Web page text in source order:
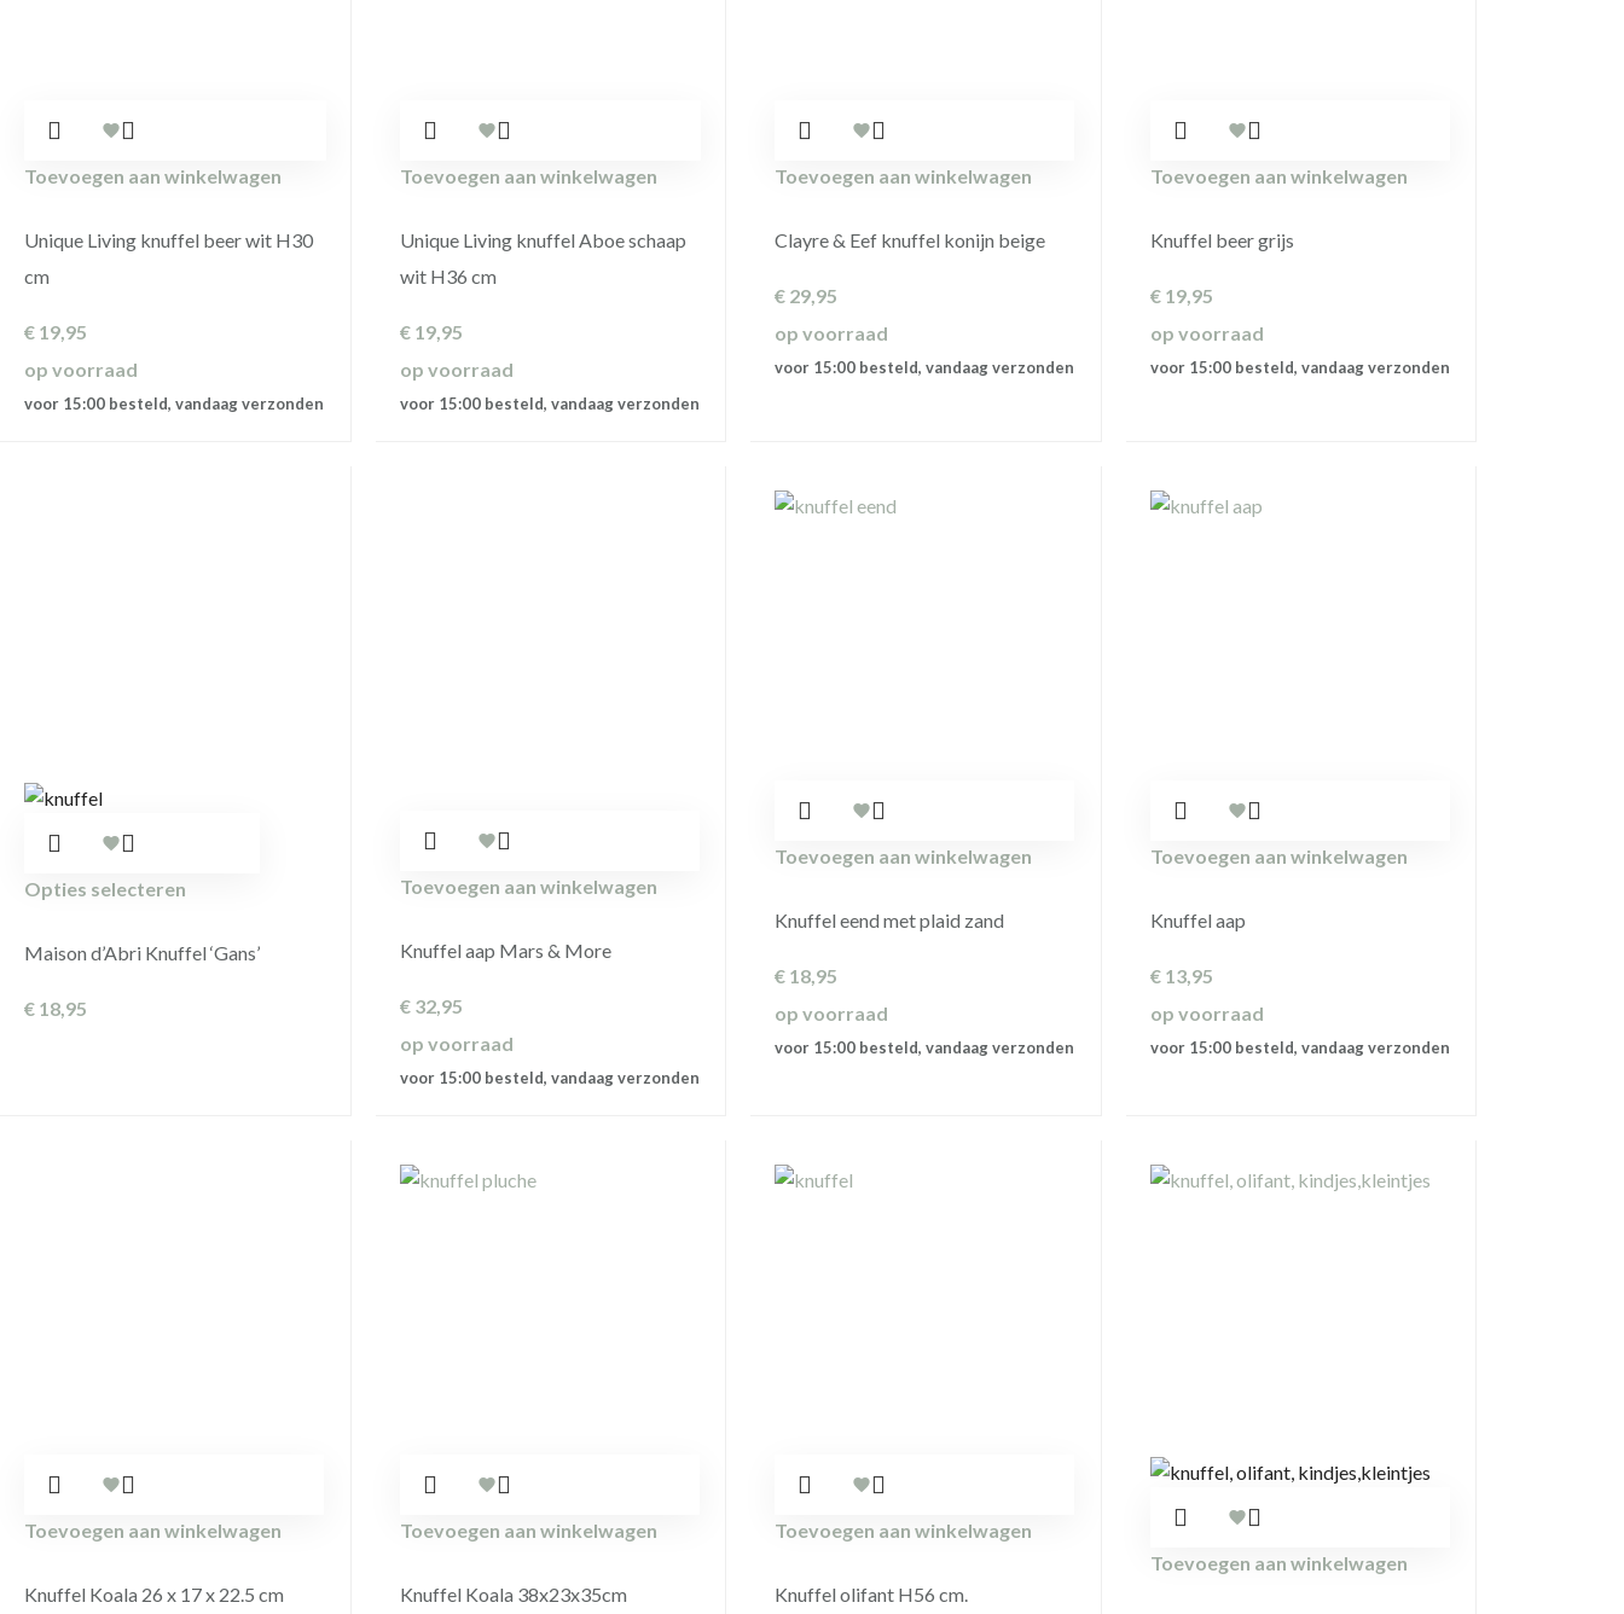
Toevoegen aan winkelwagen
Unique Living knuffel beer wit H30
cm
€ 19,95
op voorraad
voor 15:00 besteld, vandaag verzonden
Toevoegen aan winkelwagen
Unique Living knuffel Aboe schaap
wit H36 cm
€19,95
op voorraad
voor 15:00 besteld, vandaag verzonden
Toevoegen aan winkelwagen
Clayre & Eef knuffel konijn beige
€ 29,95
op voorraad
voor 15:00 besteld, vandaag verzonden
Toevoegen aan winkelwagen
Knuffel beer grijs
€19,95
op voorraad
voor 15:00 besteld, vandaag verzonden
Opties selecteren
Maison d’Abri Knuffel ‘Gans’
€ 18,95
Toevoegen aan winkelwagen
Knuffel aap Mars & More
€32,95
op voorraad
voor 15:00 besteld, vandaag verzonden
Toevoegen aan winkelwagen
Knuffel eend met plaid zand
€ 18,95
op voorraad
voor 15:00 besteld, vandaag verzonden
Toevoegen aan winkelwagen
Knuffel aap
€13,95
op voorraad
voor 15:00 besteld, vandaag verzonden
Toevoegen aan winkelwagen
Knuffel Koala 26 x 17 x 22.5 cm
Toevoegen aan winkelwagen
Knuffel Koala 38x23x35cm
Toevoegen aan winkelwagen
Knuffel olifant H56 cm.
Toevoegen aan winkelwagen